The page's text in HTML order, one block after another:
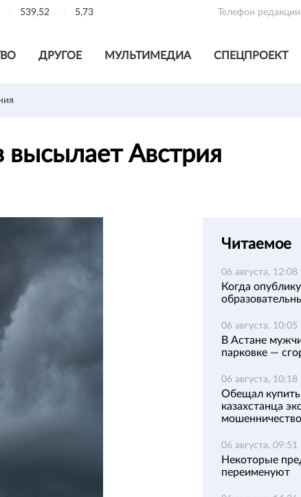
539,52 5,73 Телефон
ДРУГОЕ МУЛЬТИМЕДИА СПЕЦПРОЕКТ
высылает Австрия
Читаемое
06 августа, 12:08
Когда
06 августа, 10:05
В Астане
парковке —
06 августа, 10:18
Обещал купить
казахстанца
мошенничество
06 августа, 09:51
Некоторые
переименуют